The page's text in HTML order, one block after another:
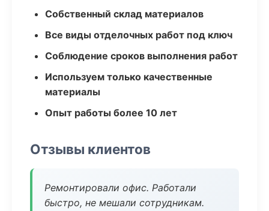
Собственный склад материалов
Все виды отделочных работ под ключ
Соблюдение сроков выполнения работ
Используем только качественные
материалы
Опыт работы более 10 лет
Отзывы клиентов
Ремонтировали офис. Работали
быстро, не мешали сотрудникам.